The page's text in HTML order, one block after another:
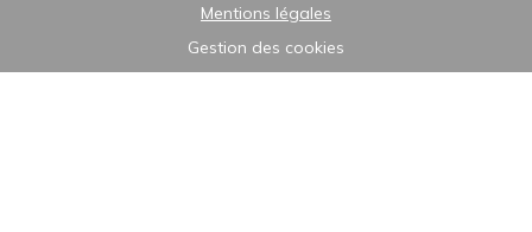
Mentions légales
Gestion des cookies